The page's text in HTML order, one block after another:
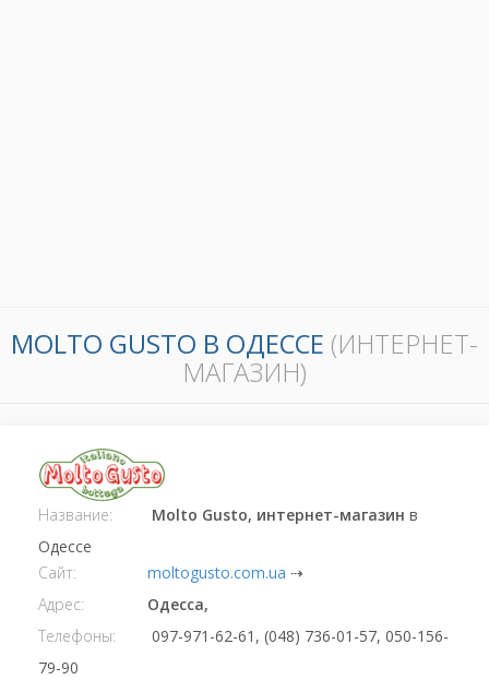
MOLTO GUSTO В ОДЕССЕ (ИНТЕРНЕТ-
МАГАЗИН)
Название: Molto Gusto, интернет-магазин в
Одессе
Сайт:
moltogusto.com.ua ⇢
Адрес:
Одесса,
Телефоны:
097-971-62-61, (048) 736-01-57, 050-156-
79-90